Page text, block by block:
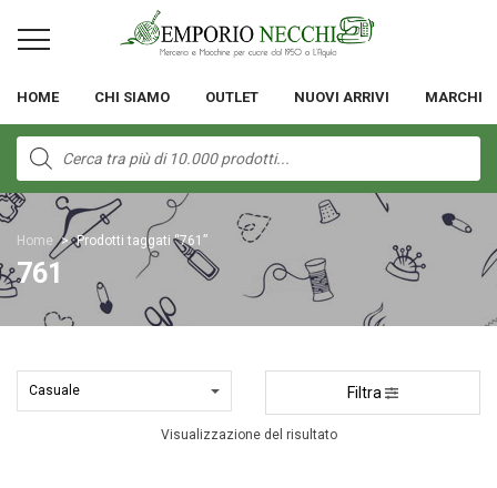
HOME CHI SIAMO OUTLET NUOVI ARRIVI MARCHI
Products
search
Home > Prodotti taggati “761”
761
Filtra
Visualizzazione del risultato